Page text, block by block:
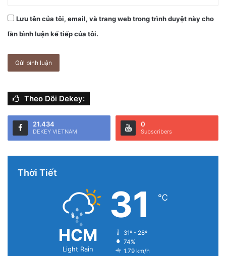
Lưu tên của tôi, email, và trang web trong trình duyệt này cho
lần bình luận kế tiếp của tôi.
Theo Dõi Dekey:
21.434
DEKEY VIETNAM
0
Subscribers
Thời Tiết
HCM
Light Rain
31 ℃
31º - 28º
74%
1.79 km/h